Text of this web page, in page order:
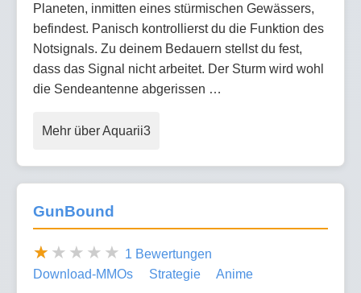
Planeten, inmitten eines stürmischen Gewässers,
befindest. Panisch kontrollierst du die Funktion des
Notsignals. Zu deinem Bedauern stellst du fest,
dass das Signal nicht arbeitet. Der Sturm wird wohl
die Sendeantenne abgerissen …
Mehr über Aquarii3
GunBound
1 Bewertungen
Download-MMOs
Strategie Anime